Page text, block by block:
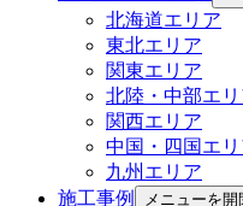
北海道エリア
東北エリア
関東エリア
北陸・中部エリ
関西エリア
中国・四国エリ
九州エリア
施工事例
メニューを開